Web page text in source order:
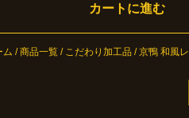
カートに進む
ム /商品一覧 / こだわり加工品 / 京鴨 和風
コ